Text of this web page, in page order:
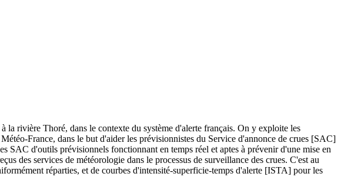
la rivière Thoré, dans le contexte du système d'alerte français. On y exploite les
France, dans le but d'aider les prévisionnistes du Service d'annonce de crues [SAC]
SAC d'outils prévisionnels fonctionnant en temps réel et aptes à prévenir d'une mise en
des services de météorologie dans le processus de surveillance des crues. C'est au
réparties, et de courbes d'intensité-superficie-temps d'alerte [ISTA] pour les